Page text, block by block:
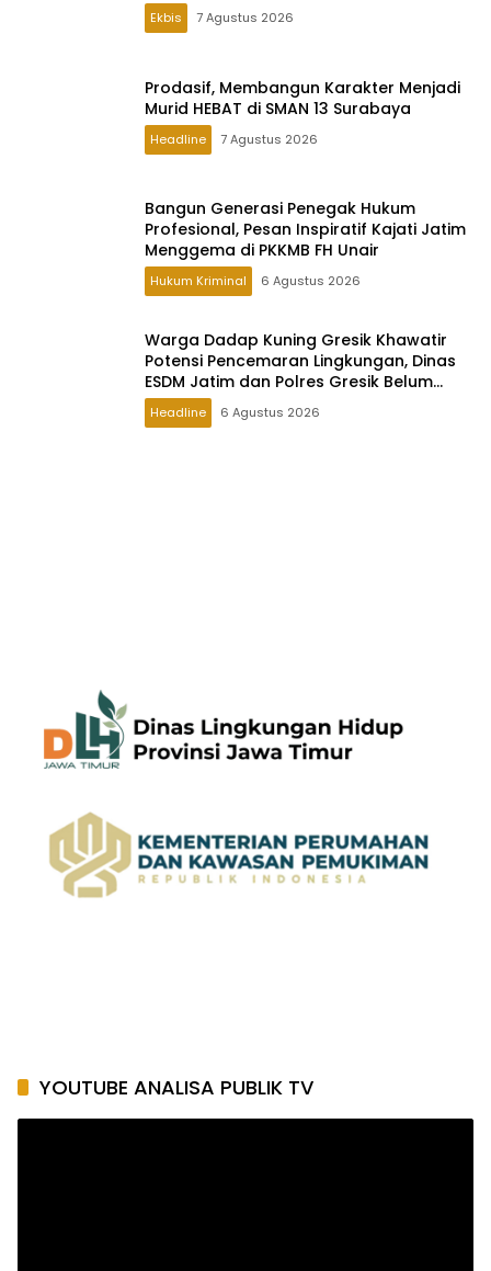
Ekbis 7 Agustus 2026
Prodasif, Membangun Karakter Menjadi
Murid HEBAT di SMAN 13 Surabaya
Headline 7 Agustus 2026
Bangun Generasi Penegak Hukum
Profesional, Pesan Inspiratif Kajati Jatim
Menggema di PKKMB FH Unair
Hukum Kriminal 6 Agustus 2026
Warga Dadap Kuning Gresik Khawatir
Potensi Pencemaran Lingkungan, Dinas
ESDM Jatim dan Polres Gresik Belum
Berikan Tanggapan
Headline 6 Agustus 2026
YOUTUBE ANALISA PUBLIK TV